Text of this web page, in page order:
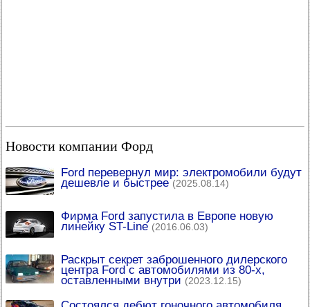
Новости компании Форд
Ford перевернул мир: электромобили будут
дешевле и быстрее(2025.08.14)
Фирма Ford запустила в Европе новую
линейку ST-Line (2016.06.03)
Раскрыт секрет заброшенного дилерского
центра Ford с автомобилями из 80-х,
оставленными внутри (2023.12.15)